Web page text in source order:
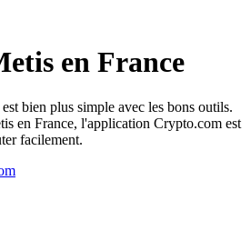
en France
bien plus simple avec les bons outils.
en France, l'application Crypto.com est
facilement.